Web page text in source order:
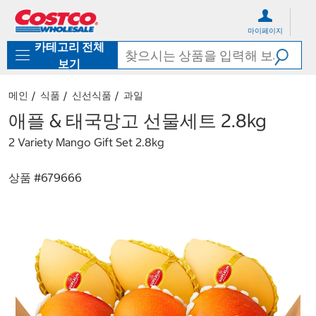
로
기
가
마이페이지
카테고리 전체
보기
메인 식품 신선식품 과일
애플 & 태국망고 선물세트 2.8kg
2 Variety Mango Gift Set 2.8kg
상품 #679666